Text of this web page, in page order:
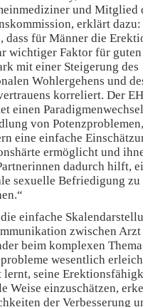
und Mitglied
erklärt
dass für Männer die
wichtiger Faktor für
mit einer Steigerung des
Wohlergehens und
korreliert. Der
einen
von
eine einfache
ermöglicht und
dadurch hilft,
sexuelle Befriedigung zu
einfache
zwischen Arzt
beim komplexen Thema
wesentlich
lernt, seine
Weise einzuschätzen,
der Verbesserung